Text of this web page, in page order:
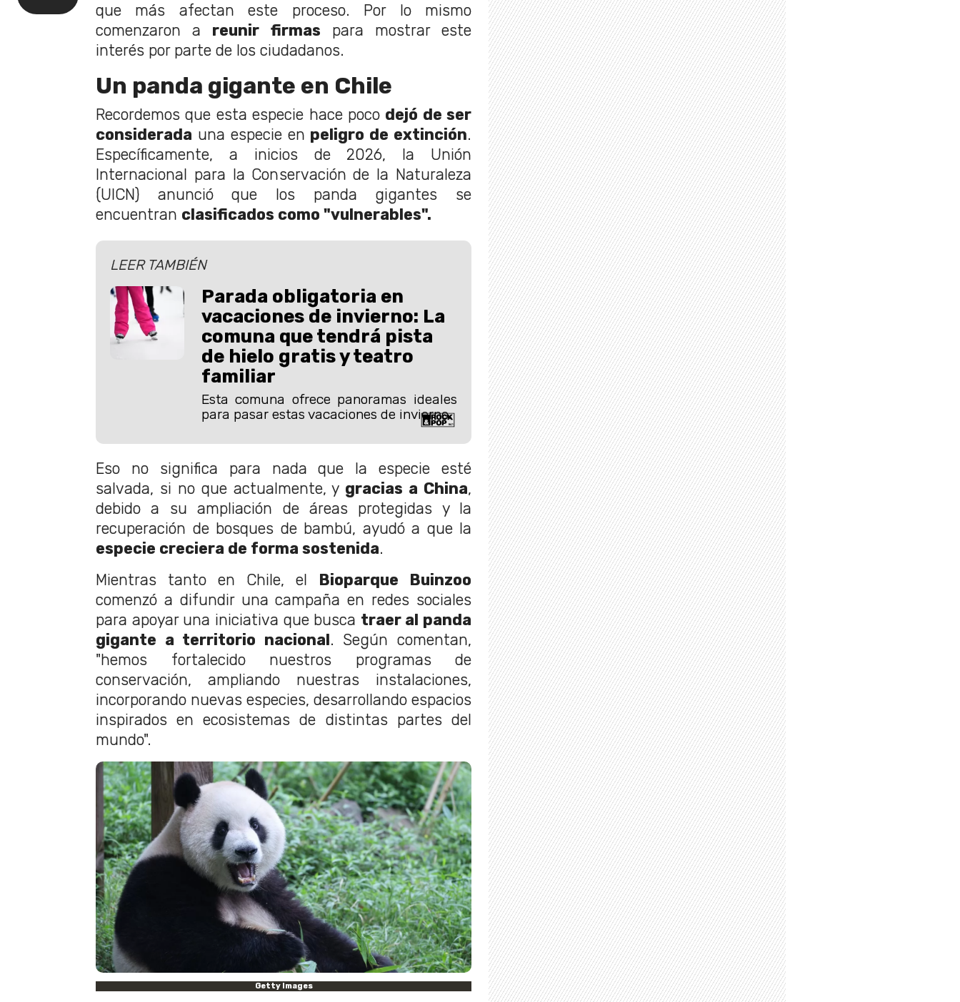
que más afectan este proceso. Por lo mismo
comenzaron a reunir firmas para mostrar este
interés por parte de los ciudadanos.
Un panda gigante en Chile
Recordemos que esta especie hace poco dejó de ser
considerada una especie en peligro de extinción.
Específicamente, a inicios de 2026, la Unión
Internacional para la Conservación de la Naturaleza
(UICN) anunció que los panda gigantes se
encuentran clasificados como "vulnerables".
LEER TAMBIÉN
Parada obligatoria en
vacaciones de invierno: La
comuna que tendrá pista
de hielo gratis y teatro
familiar
Esta comuna ofrece panoramas ideales
para pasar estas vacaciones de invierno.
Eso no significa para nada que la especie esté
salvada, si no que actualmente, y gracias a China,
debido a su ampliación de áreas protegidas y la
recuperación de bosques de bambú, ayudó a que la
especie creciera de forma sostenida.
Mientras tanto en Chile, el Bioparque Buinzoo
comenzó a difundir una campaña en redes sociales
para apoyar una iniciativa que busca traer al panda
gigante a territorio nacional. Según comentan,
"hemos fortalecido nuestros programas de
conservación, ampliando nuestras instalaciones,
incorporando nuevas especies, desarrollando espacios
inspirados en ecosistemas de distintas partes del
mundo".
Getty Images